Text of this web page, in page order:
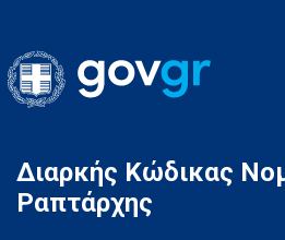
Gov.gr
Διαρκής Κώδικας
Ραπτάρχης